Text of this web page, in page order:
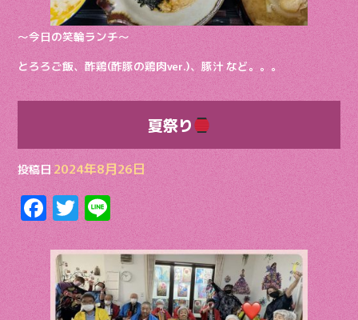
〜今日の笑輪ランチ〜
とろろご飯、酢鶏(酢豚の鶏肉ver.)、豚汁 など。。。
夏祭り
投稿日2024年8月26日
F
ac
e
b
o
T
w
itt
er
Li
n
e